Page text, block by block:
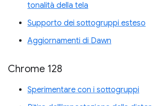
tonalità della tela
Supporto dei sottogruppi esteso
Aggiornamenti di Dawn
Chrome 128
Sperimentare con i sottogruppi